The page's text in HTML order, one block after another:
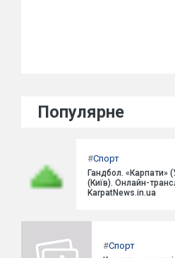
Популярне
#Спорт
Гандбол. «Карпати»
(Київ). Онлайн-
KarpatNews.in.ua
#Спорт